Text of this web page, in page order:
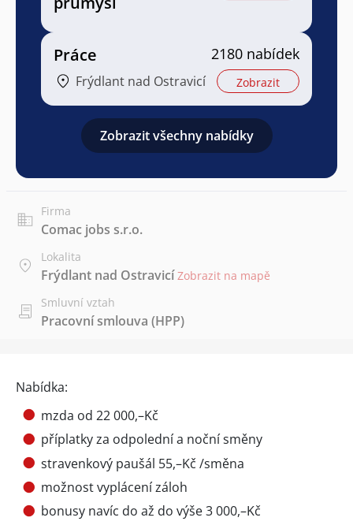
Práce
Frýdlant nad Ostravicí
2180 nabídek
Zobrazit
Zobrazit všechny nabídky
Firma
Comac jobs s.r.o.
Lokalita
Frýdlant nad Ostravicí Zobrazit na mapě
Smluvní vztah
Pracovní smlouva (HPP)
Nabídka:
mzda od 22 000,–Kč
příplatky za odpolední a noční směny
stravenkový paušál 55,–Kč /směna
možnost vyplácení záloh
bonusy navíc do až do výše 3 000,–Kč